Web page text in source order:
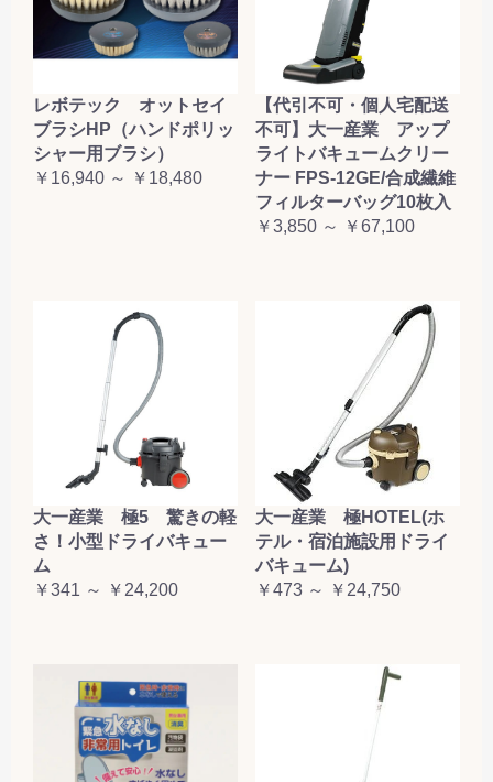
レボテック オットセイ
ブラシHP（ハンドポリッ
シャー用ブラシ）
￥16,940 ～ ￥18,480
【代引不可・個人宅配送
不可】大一産業 アップ
ライトバキュームクリー
ナー FPS-12GE/合成繊維
フィルターバッグ10枚入
￥3,850 ～ ￥67,100
大一産業 極5 驚きの軽
さ！小型ドライバキュー
ム
￥341 ～ ￥24,200
大一産業 極HOTEL(ホ
テル・宿泊施設用ドライ
バキューム)
￥473 ～ ￥24,750